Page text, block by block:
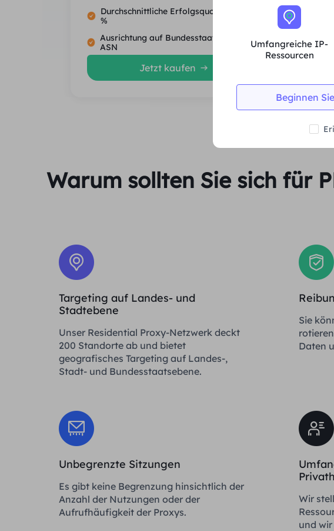
Durchschnittliche Erfolgsquote von 99.5
%
Ausrichtung auf Bundesstaat, Stadt und
ASN
Jetzt kaufen
Warum sollten Sie sich für
Targeting auf Landes- und
Stadtebene
Unser Residential Proxy-Netzwerk deckt
200 Standorte ab und bietet
geografisches Targeting auf Landes-,
Stadt- und Bundesstaatsebene.
Sie
Daten
Unbegrenzte Sitzungen
Es gibt keine Begrenzung hinsichtlich der
Anzahl der Nutzungen oder der
Aufrufhäufigkeit der Proxys.
Wir
und
Umfangreiche IP-
Ressourcen
Beginnen